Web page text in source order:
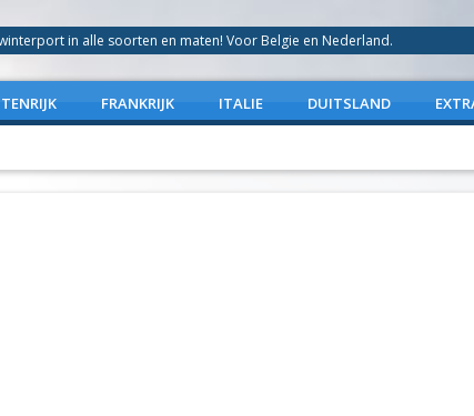
in alle soorten en maten! Voor Belgie en Nederland.
FRANKRIJK ITALIE DUITSLAND